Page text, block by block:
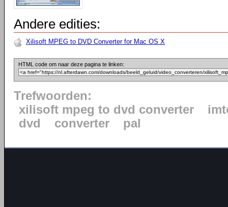
Andere edities:
Xilisoft MPEG to DVD Converter for Mac OS X
HTML code om naar deze pagina te linken:
Trefwoorden:
xilisoft mpeg to dvd converter
dvd
converter pal